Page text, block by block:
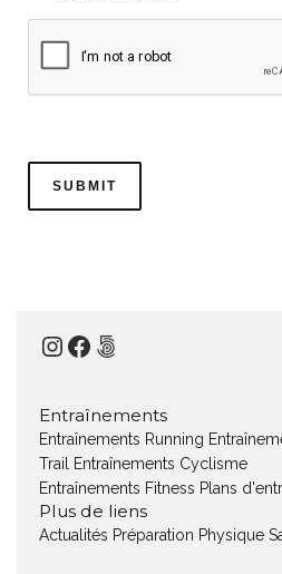
Instagram
Facebook
500px
Entraînements
Entraînements Running
Trail
Entraînements Cyclisme
Entraînements Fitness Plans
Plus de liens
Actualités Préparation Physique